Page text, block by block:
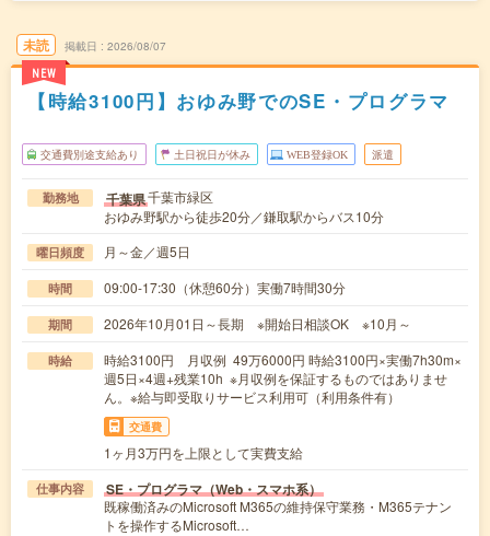
未読
NEW
掲載日 2026/08/07
【時給3100円】おゆみ野でのSE・プログラマ
交通費別途支給あり 土日祝日が休み WEB登録OK 派遣
勤務地 千葉県千葉市緑区
おゆみ野駅から徒歩20分／鎌取駅からバス10分
曜日頻度 月～金／週5日
時間 09:00-17:30（休憩60分）実働7時間30分
期間 2026年10月01日～長期 ※開始日相談OK ※10月～
時給
時給3100円 月収例 49万6000円 時給3100円×実働7h30m×
週5日×4週+残業10h ※月収例を保証するものではありませ
ん。※給与即受取りサービス利用可（利用条件有）
交通費
1ヶ月3万円を上限として実費支給
仕事内容 SE・プログラマ（Web・スマホ系）
既稼働済みのMicrosoft M365の維持保守業務・M365テナン
トを操作するMicrosoft…